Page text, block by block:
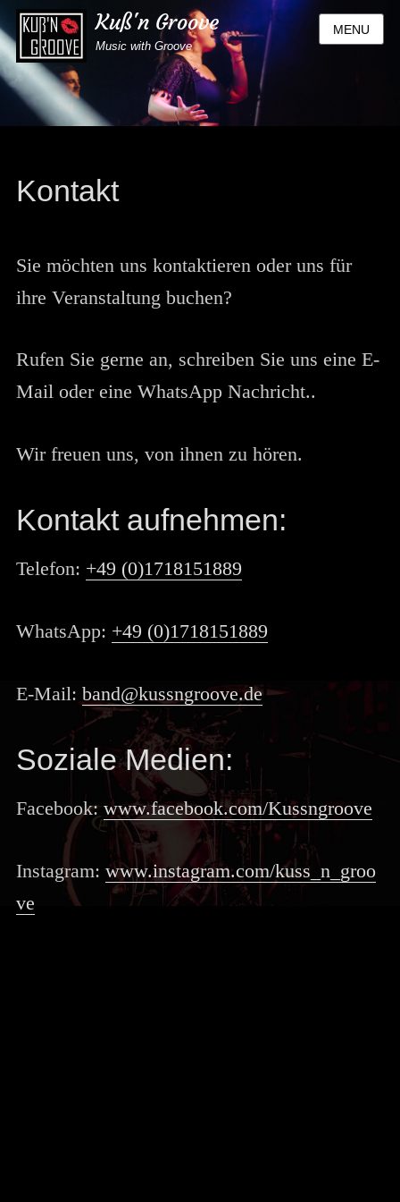
Kuß'n Groove
Music with Groove
MENU
Kontakt
Sie möchten uns kontaktieren oder uns für
ihre Veranstaltung buchen?
Rufen Sie gerne an, schreiben Sie uns eine E-
Mail oder eine WhatsApp Nachricht..
Wir freuen uns, von ihnen zu hören.
Kontakt aufnehmen:
Telefon: +49 (0)1718151889
WhatsApp: +49 (0)1718151889
E-Mail: band@kussngroove.de
Soziale Medien:
Facebook:www.facebook.com/Kussngroove
Instagram: www.instagram.com/kuss_n_groo
ve